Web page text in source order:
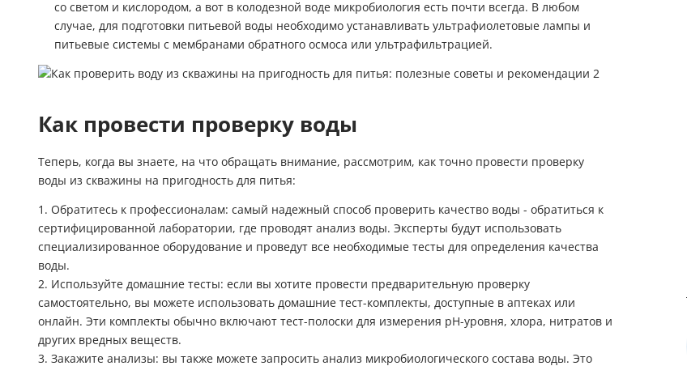
со светом и кислородом, а вот в колодезной воде микробиология есть почти всегда. В любом
случае, для подготовки питьевой воды необходимо устанавливать ультрафиолетовые лампы и
питьевые системы с мембранами обратного осмоса или ультрафильтрацией.
Как провести проверку воды
Теперь, когда вы знаете, на что обращать внимание, рассмотрим, как точно провести проверку
воды из скважины на пригодность для питья:
1. Обратитесь к профессионалам: самый надежный способ проверить качество воды - обратиться к
сертифицированной лаборатории, где проводят анализ воды. Эксперты будут использовать
специализированное оборудование и проведут все необходимые тесты для определения качества
воды.
2. Используйте домашние тесты: если вы хотите провести предварительную проверку
самостоятельно, вы можете использовать домашние тест-комплекты, доступные в аптеках или
онлайн. Эти комплекты обычно включают тест-полоски для измерения pH-уровня, хлора, нитратов и
других вредных веществ.
3. Закажите анализы: вы также можете запросить анализ микробиологического состава воды. Это